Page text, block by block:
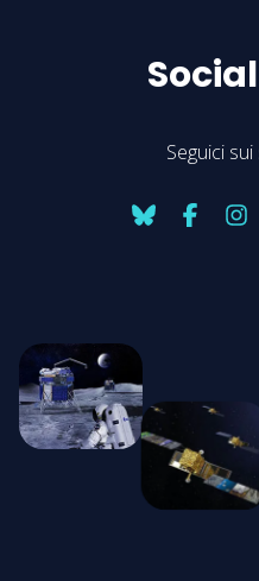
Seguici